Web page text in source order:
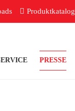
Produktkatalog
PRESSE